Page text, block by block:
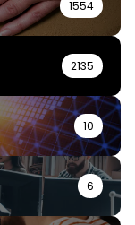
1554
2135
10
6